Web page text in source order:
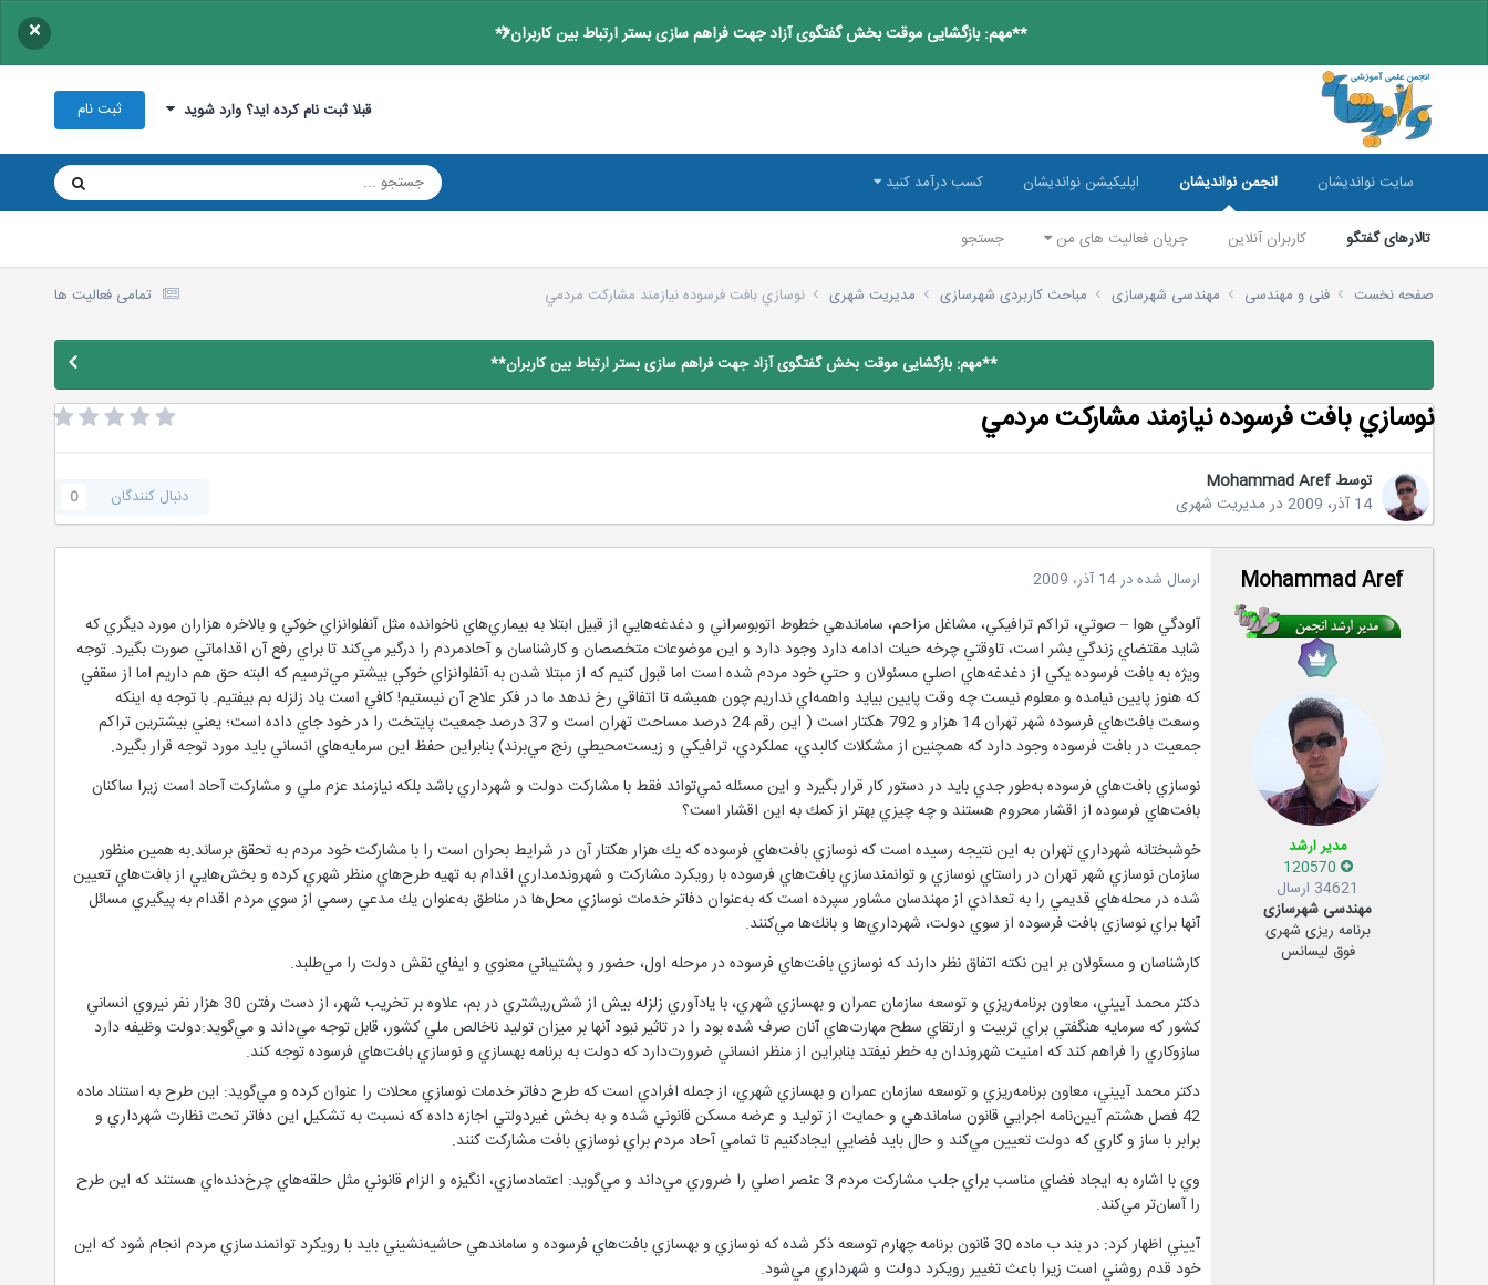
**مهم: بازگشایی موقت بخش گفتگوی آزاد جهت فراهم سازی بستر ارتباط بین کاربران** ×
قبلا ثبت نام کرده اید؟ وارد شوید ثبت نام
سایت نواندیشان انجمن نواندیشان
تالارهای گفتگو کاربران آنلاین جریان فعالیت های من جستجو
اپلیکیشن نواندیشان کسب درآمد کنید
تمامی فعالیت ها صفحه نخست فنی و مهندسی مهندسی شهرسازی مباحث کاربردی شهرسازی مدیریت شهری نوسازي بافت فرسوده نيازمند مشاركت مردمي
**مهم: بازگشایی موقت بخش گفتگوی آزاد جهت فراهم سازی بستر ارتباط بین کاربران**
نوسازي بافت فرسوده نيازمند مشاركت مردمي
توسط Mohammad Aref
14 آذر، 2009
درمدیریت شهری دنبال کنندگان 0
Mohammad Aref
مدیر ارشد
34621 ارسال
مهندسی شهرسازی
برنامه ریزی شهری
فوق لیسانس
ارسال شده در14 آذر، 2009
آلودگي هوا – صوتي، تراكم ترافيكي، مشاغل مزاحم، ساماندهي خطوط اتوبوسراني و دغدغه‌هايي از قبيل ابتلا به بيماري‌هاي ناخوانده مثل آنفلوانزاي خوكي و بالاخره هزاران مورد ديگري كه
شايد مقتضاي زندگي بشر است، تاوقتي چرخه حيات ادامه دارد وجود دارد و اين موضوعات متخصصان و كارشناسان و آحاد‌مردم را درگير مي‌كند تا براي رفع آن اقداماتي صورت بگيرد. توجه
ويژه به بافت فرسوده يكي از دغدغه‌هاي اصلي مسئولان و حتي خود مردم شده است اما قبول كنيم كه از مبتلا شدن به آنفلوانزاي خوكي بيشتر مي‌ترسيم كه البته حق هم داريم اما از سقفي
كه هنوز پايين نيامده و معلوم نيست چه وقت پايين بيايد واهمه‌اي نداريم چون هميشه تا اتفاقي رخ ندهد ما در فكر علاج آن نيستيم! كافي است ياد زلزله بم بيفتيم. با توجه به اينكه
وسعت بافت‌هاي فرسوده شهر تهران 14 هزار و 792 هكتار است ( اين رقم 24 درصد مساحت تهران است و 37 درصد جمعيت پايتخت را در خود جاي داده است؛ يعني بيشترين تراكم
جمعيت در بافت فرسوده وجود دارد كه همچنين از مشكلات كالبدي، عملكردي، ترافيكي و زيست‌محيطي رنج مي‌برند) بنابراين حفظ اين سرمايه‌هاي انساني بايد مورد توجه قرار بگيرد.
نوسازي بافت‌هاي فرسوده به‌طور جدي بايد در دستور كار قرار بگيرد و اين مسئله نمي‌تواند فقط با مشاركت دولت و شهرداري باشد بلكه نيازمند عزم ملي و مشاركت آحاد است زيرا ساكنان
بافت‌هاي فرسوده از اقشار محروم هستند و چه چيزي بهتر از كمك به اين اقشار است؟
خوشبختانه شهرداري تهران به اين نتيجه رسيده است كه نوسازي بافت‌هاي فرسوده كه يك هزار هكتار آن در شرايط بحران است را با مشاركت خود مردم به تحقق برساند.به همين منظور
سازمان نوسازي شهر تهران در راستاي نوسازي و توانمند‌سازي‌ بافت‌هاي فرسوده با رويكرد مشاركت و شهروندمداري اقدام به تهيه طرح‌هاي منظر شهري كرده و بخش‌هايي از بافت‌هاي تعيين
شده در محله‌هاي قديمي را به تعدادي از مهندسان مشاور سپرده است كه به‌عنوان دفاتر خدمات نوسازي محل‌ها در مناطق به‌عنوان يك مدعي رسمي از سوي مردم اقدام به پيگيري مسائل
آنها براي نوسازي بافت فرسوده از سوي دولت، شهرداري‌ها و بانك‌ها مي‌كنند.
كارشناسان و مسئولان بر اين نكته اتفاق نظر دارند كه نوسازي بافت‌هاي فرسوده در مرحله اول، حضور و پشتيباني معنوي و ايفاي نقش دولت را مي‌طلبد.
دكتر محمد آييني، معاون برنامه‌ريزي و توسعه سازمان عمران و بهسازي شهري، با ياد‌آوري زلزله بيش از شش‌ريشتري در بم، علاوه بر تخريب شهر، از دست رفتن 30 هزار نفر نيروي انساني
كشور كه سرمايه هنگفتي براي تربيت و ارتقاي سطح مهارت‌هاي آنان صرف شده بود را در تاثير نبود آنها بر ميزان توليد ناخالص ملي كشور، قابل توجه مي‌داند و مي‌گويد:دولت وظيفه دارد
سازوكاري را فراهم كند كه امنيت شهروندان به خطر نيفتد بنابراين از منظر انساني ضرورت‌دارد كه دولت به برنامه بهسازي و نوسازي بافت‌هاي فرسوده توجه كند.
دكتر محمد آييني، معاون برنامه‌ريزي و توسعه سازمان عمران و بهسازي شهري، از جمله افرادي است كه طرح دفاتر خدمات نوسازي محلات را عنوان كرده و مي‌گويد: اين طرح به استناد ماده
42 فصل هشتم آيين‌نامه اجرايي قانون ساماندهي و حمايت از توليد و عرضه مسكن قانوني شده و به بخش غيردولتي اجازه داده كه نسبت به تشكيل اين دفاتر تحت نظارت شهرداري و
برابر با ساز و كاري كه دولت تعيين مي‌كند و حال بايد فضايي ايجادكنيم تا تمامي آحاد مردم براي نوسازي بافت مشاركت كنند.
وي با اشاره به ايجاد فضاي مناسب براي جلب مشاركت مردم 3 عنصر اصلي را ضروري مي‌داند و مي‌گويد: اعتمادسازي، انگيزه و الزام قانوني مثل حلقه‌هاي چرخ‌دنده‌اي هستند كه اين طرح
را آسان‌تر مي‌كند.
آييني اظهار كرد: در بند ب ماده 30 قانون برنامه چهارم توسعه ذكر شده كه نوسازي و بهسازي بافت‌هاي فرسوده و ساماندهي حاشيه‌نشيني بايد با رويكرد توانمندسازي مردم انجام شود كه اين
خود قدم روشني است زيرا باعث تغيير رويكرد دولت و شهرداري مي‌شود.